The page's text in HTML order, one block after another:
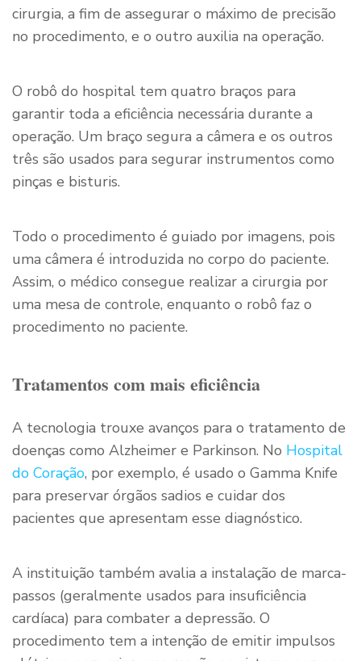
cirurgia, a fim de assegurar o máximo de precisão
no procedimento, e o outro auxilia na operação.
O robô do hospital tem quatro braços para
garantir toda a eficiência necessária durante a
operação. Um braço segura a câmera e os outros
três são usados para segurar instrumentos como
pinças e bisturis.
Todo o procedimento é guiado por imagens, pois
uma câmera é introduzida no corpo do paciente.
Assim, o médico consegue realizar a cirurgia por
uma mesa de controle, enquanto o robô faz o
procedimento no paciente.
Tratamentos com mais eficiência
A tecnologia trouxe avanços para o tratamento de
doenças como Alzheimer e Parkinson. No Hospital
do Coração, por exemplo, é usado o Gamma Knife
para preservar órgãos sadios e cuidar dos
pacientes que apresentam esse diagnóstico.
A instituição também avalia a instalação de marca-
passos (geralmente usados para insuficiência
cardíaca) para combater a depressão. O
procedimento tem a intenção de emitir impulsos